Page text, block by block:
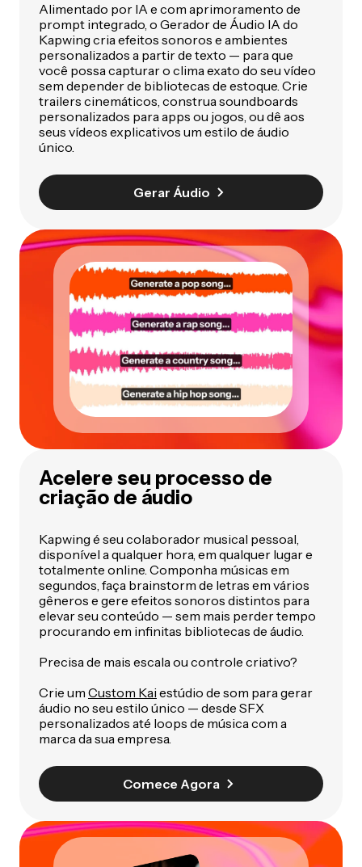
Alimentado por IA e com aprimoramento de
prompt integrado, o Gerador de Áudio IA do
Kapwing cria efeitos sonoros e ambientes
personalizados a partir de texto — para que
você possa capturar o clima exato do seu vídeo
sem depender de bibliotecas de estoque. Crie
trailers cinemáticos, construa soundboards
personalizados para apps ou jogos, ou dê aos
seus vídeos explicativos um estilo de áudio
único.
Gerar Áudio
Acelere seu processo de
criação de áudio
Kapwing é seu colaborador musical pessoal,
disponível a qualquer hora, em qualquer lugar e
totalmente online. Componha músicas em
segundos, faça brainstorm de letras em vários
gêneros e gere efeitos sonoros distintos para
elevar seu conteúdo — sem mais perder tempo
procurando em infinitas bibliotecas de áudio.
Precisa de mais escala ou controle criativo?
Crie um Custom Kai estúdio de som para gerar
áudio no seu estilo único — desde SFX
personalizados até loops de música com a
marca da sua empresa.
Comece Agora